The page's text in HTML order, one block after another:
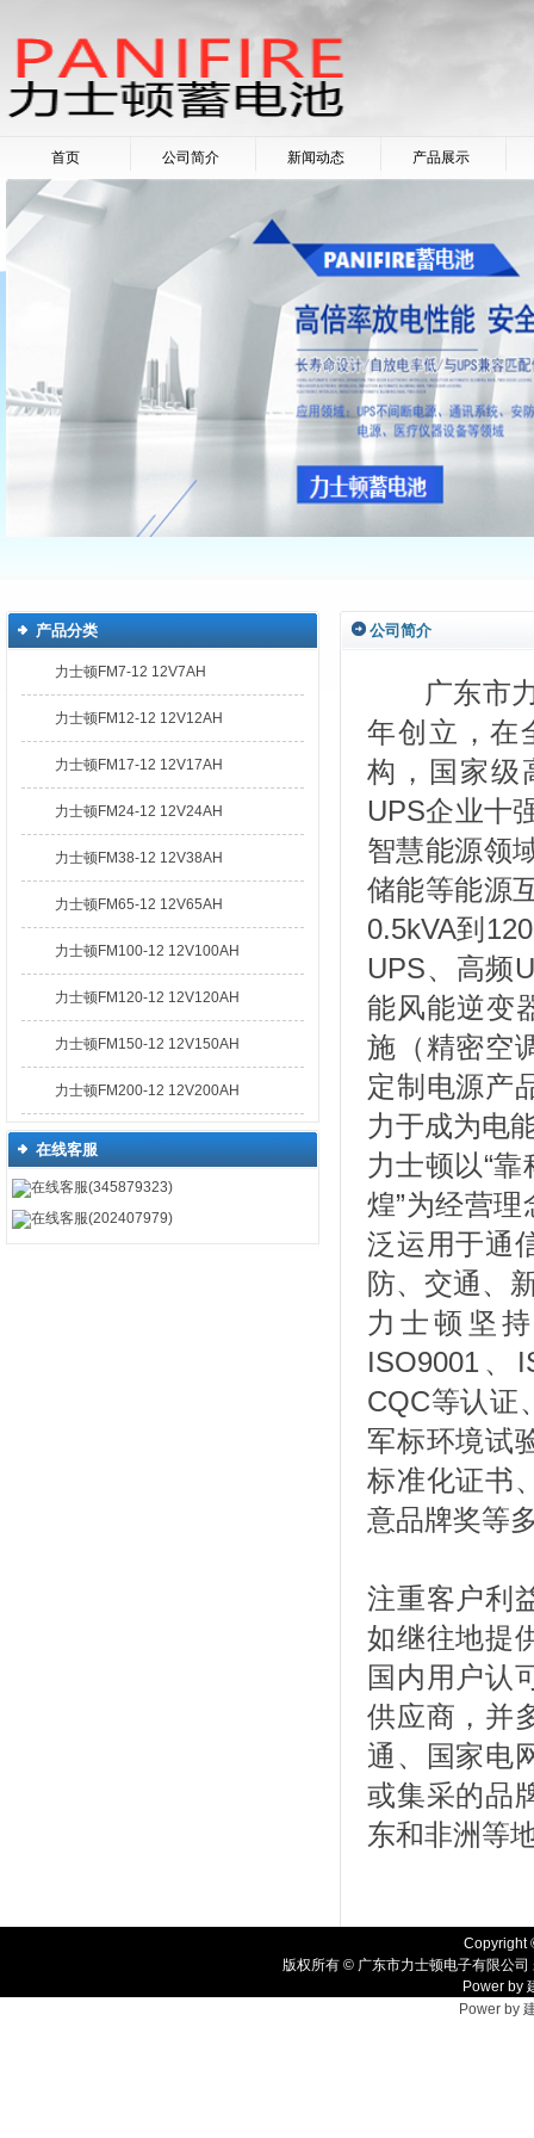
首页 公司简介 新闻动态 产品展示
公司简介
广东市力
年创立，在
构，国家级
UPS企业十
智慧能源领
储能等能源
0.5kVA到
UPS、高频
能风能逆变
施（精密空
定制电源产
力于成为电
力士顿以“
煌”为经营
泛运用于通
防、交通、
力士顿坚
ISO9001、
CQC等认证
军标环境试
标准化证书
意品牌奖等
注重客户利
如继往地提
国内用户认
供应商，并
通、国家电
或集采的品
东和非洲等
产品分类
力士顿FM7-12 12V7AH
力士顿FM12-12 12V12AH
力士顿FM17-12 12V17AH
力士顿FM24-12 12V24AH
力士顿FM38-12 12V38AH
力士顿FM65-12 12V65AH
力士顿FM100-12 12V100AH
力士顿FM120-12 12V120AH
力士顿FM150-12 12V150AH
力士顿FM200-12 12V200AH
在线客服
在线客服(345879323)
在线客服(202407979)
Copyright
版权所有 © 广东市力士顿电子有限公
Power by
Power by